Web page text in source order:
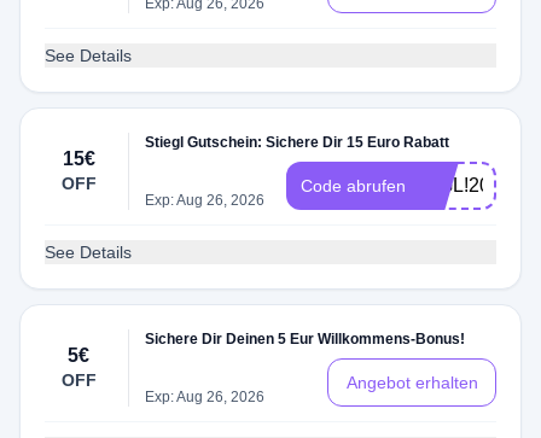
Exp: Aug 26, 2026
See Details
15€
OFF
Stiegl Gutschein: Sichere Dir 15 Euro Rabatt
Exp: Aug 26, 2026
Code abrufen IEGL!2022
See Details
5€
OFF
Sichere Dir Deinen 5 Eur Willkommens-Bonus!
Exp: Aug 26, 2026
Angebot erhalten